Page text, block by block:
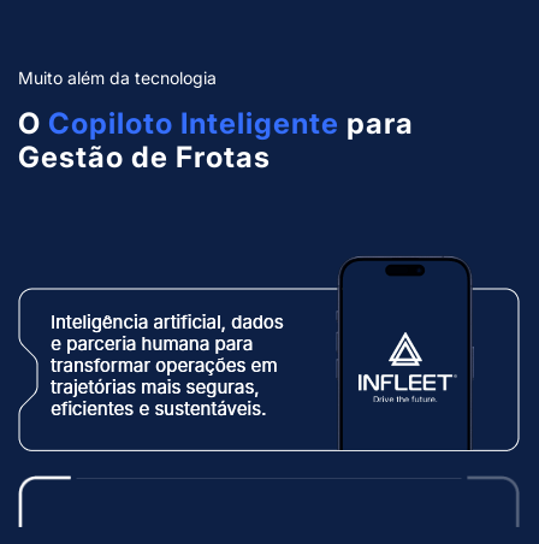
Muito além da tecnologia
O Copiloto Inteligente para
Gestão de Frotas